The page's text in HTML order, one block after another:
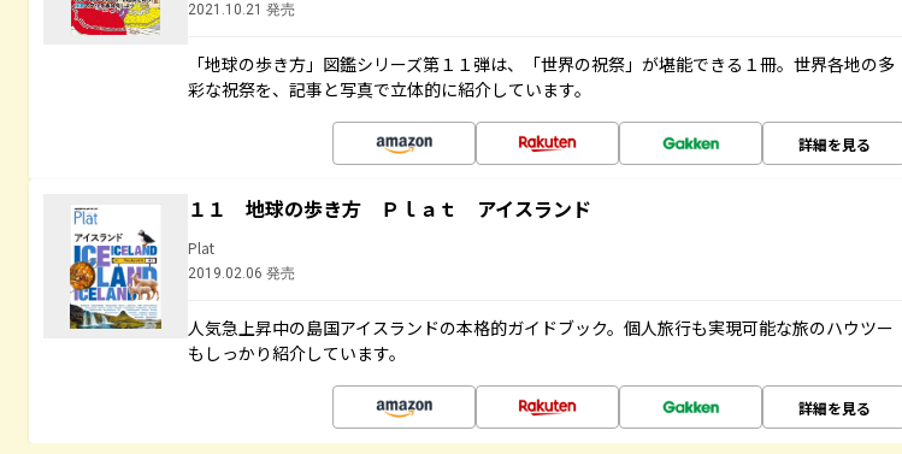
2021.10.21 発売
「地球の歩き方」図鑑シリーズ第１１弾は、「世界の祝祭」が堪能できる１冊。世界各地の多
彩な祝祭を、記事と写真で立体的に紹介しています。
詳細を見る
１１ 地球の歩き方 Ｐｌａｔ アイスランド
Plat
2019.02.06 発売
人気急上昇中の島国アイスランドの本格的ガイドブック。個人旅行も実現可能な旅のハウツー
もしっかり紹介しています。
詳細を見る